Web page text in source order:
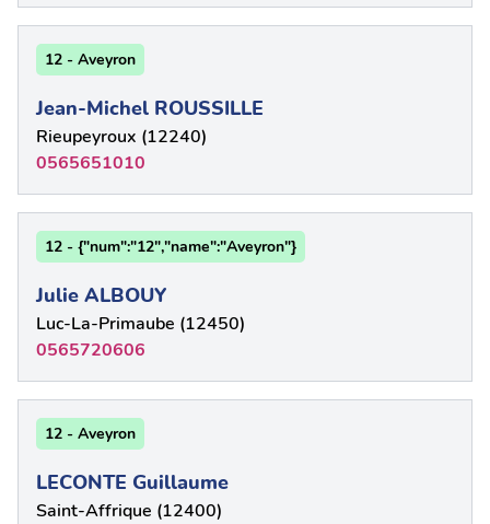
12 - Aveyron
Jean-Michel ROUSSILLE
Rieupeyroux (12240)
0565651010
12 - {"num":"12","name":"Aveyron"}
Julie ALBOUY
Luc-La-Primaube (12450)
0565720606
12 - Aveyron
LECONTE Guillaume
Saint-Affrique (12400)